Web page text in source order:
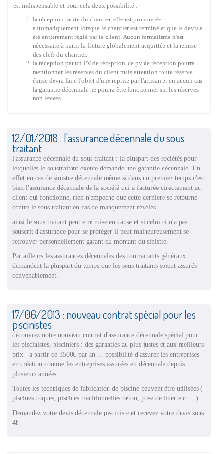
est indispensable et pour cela deux possibilité :
la réception tacite du chantier, elle est prononcée
automatiquement lorsque le chantier est terminé et que le devis a
été entièrement réglé par le client. Aucun formalisme n'est
nécessaire à partir la facture globalement acquittée et la remise
des clefs du chantier.
la réception par un PV de réception, ce pv de réception pourra
mentionner les réserves du client mais attention toute réserve
émise devra faire l'objet d'une reprise par l'artisan et en aucun cas
la garantie décennale ne pourra être fonctionner sur les réserves
non levées.
12/01/2018 : l'assurance décennale du sous
traitant
l'assurance décennale du sous traitant : la pluspart des sociétés pour
lesquelles le soustraitant exerce demande une garantie décennale. En
effet en cas de sinistre décennale même si dans un premier temps c'est
bien l'assurance décennale de la société qui a facturée directement au
client qui fonctionne, rien n'empeche que cette derniere se retourne
contre le sous traitant en cas de manquement révélés.
ainsi le sous traitant peut etre mise en cause et si celui ci n'a pas
souscrit d'assurance pour se protéger il peut malheureusement se
retrouver personnellement garant du montant du sinistre.
Par ailleurs les assurances décennales des contractants généraux
demandent la pluspart du temps que les sous traitants soient assurés
convenablement.
17/06/2013 : nouveau contrat spécial pour les
piscinistes
découvrez notre nouveau contrat d'assurance décennale spécial pour
les piscinistes, pisciniers : des garanties au plus justes et aux meilleurs
prix à partir de 3500€ par an ... possibilité d'assurer les entreprises
en création comme les entreprises assurées en décennale depuis
plusieurs années ...
Toutes les techniques de fabrication de piscine peuvent être utilisées (
piscines coques, piscines traditionnelles béton, pose de liner etc ... )
Demandez votre devis décennale pisciniste et recevez votre devis sous
4h